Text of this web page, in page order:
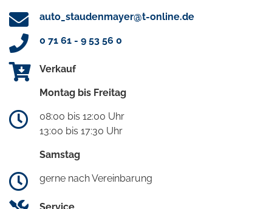
auto_staudenmayer@t-online.de
0 71 61 - 9 53 56 0
Verkauf
Montag bis Freitag
08:00 bis 12:00 Uhr
13:00 bis 17:30 Uhr
Samstag
gerne nach Vereinbarung